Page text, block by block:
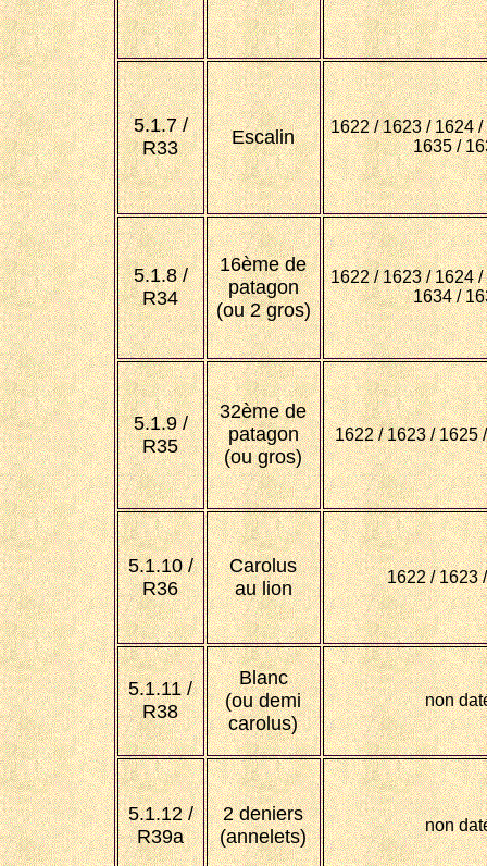
5.1.7 /
R33
Escalin
1622 / 1623 / 1624
1635 /
5.1.8 /
R34
16ème de
patagon
(ou 2 gros)
1622 / 1623 / 1624
1634 /
5.1.9 /
R35
32ème de
patagon
(ou gros)
1622 / 1623 / 1625
5.1.10 /
R36
Carolus
au lion
1622 / 1623
5.1.11 /
R38
Blanc
(ou demi
carolus)
non
5.1.12 /
R39a
2 deniers
(annelets)
non